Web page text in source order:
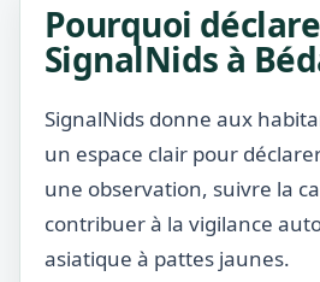
Pourquoi
SignalNids à
SignalNids donne aux
un espace clair pour
une observation, suivre la
contribuer à la vigilance
asiatique à pattes jaunes.